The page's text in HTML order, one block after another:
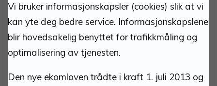
Tynset kommune
Torvgata 1
2500 Tynset
Org.nr.: 940837685
Vi bruker informasjonskapsler (cookies) slik at vi
kan yte deg bedre service. Informasjonskapslene
blir hovedsakelig benyttet for trafikkmåling og
optimalisering av tjenesten.
Den nye ekomloven trådte i kraft 1. juli 2013 og